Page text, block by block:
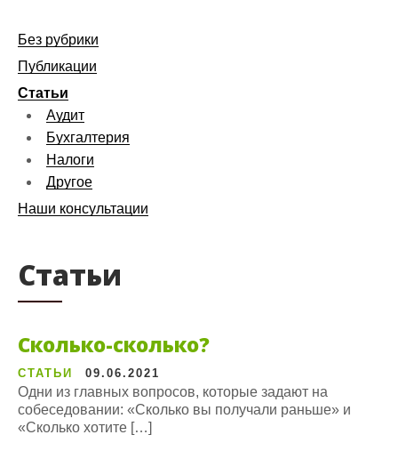
Без рубрики
Публикации
Статьи
Аудит
Бухгалтерия
Налоги
Другое
Наши консультации
Статьи
Сколько-сколько?
СТАТЬИ 09.06.2021
Одни из главных вопросов, которые задают на
собеседовании: «Сколько вы получали раньше» и
«Сколько хотите […]